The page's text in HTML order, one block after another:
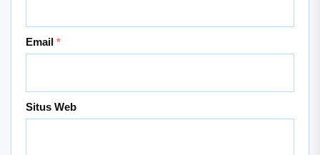
Email *
Situs Web